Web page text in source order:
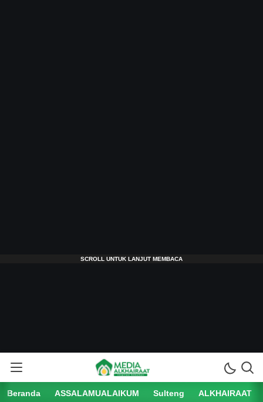
Beranda ASSALAMUALAIKUM Sulteng ALKHAIRAAT